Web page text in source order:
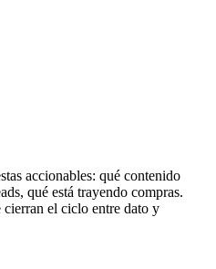
accionables: qué contenido
qué está trayendo compras.
el ciclo entre dato y